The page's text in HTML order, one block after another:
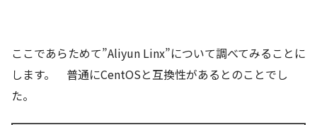
ここであらためて”Aliyun Linx”について調べてみることに
します。 普通にCentOSと互換性があるとのことでし
た。